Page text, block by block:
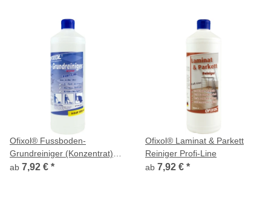
Ofixol® Fussboden-
Grundreiniger (Konzentrat)
Profi-Line
ab 7,92 € *
Ofixol® Laminat & Parkett
Reiniger Profi-Line
ab 7,92 € *